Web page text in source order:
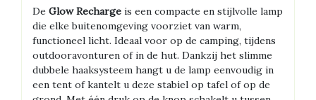
De Glow Recharge is een compacte en stijlvolle lamp
die elke buitenomgeving voorziet van warm,
functioneel licht. Ideaal voor op de camping, tijdens
outdooravonturen of in de hut. Dankzij het slimme
dubbele haaksysteem hangt u de lamp eenvoudig in
een tent of kantelt u deze stabiel op tafel of op de